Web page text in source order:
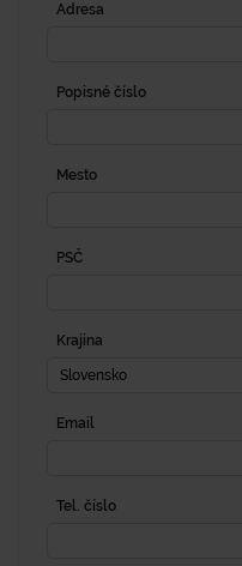
Adresa
Popisné číslo
Mesto
PSČ
Krajina
Slovensko
Email
Tel. číslo